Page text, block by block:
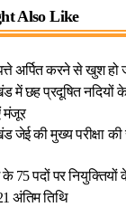
Also Like
अर्पित करने से खुश हो
में छह प्रदूषित नदियों
मंजूर
जेई की मुख्य परीक्षा
75 पदों पर
अंतिम तिथि